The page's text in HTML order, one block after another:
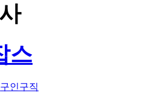
스
구인구직